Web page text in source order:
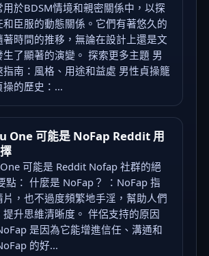
於BDSM情境和親密關係中，以探
和臣服的動態關係。它們有著悠久的
著時間的推移，無論在設計上還是文
了顯著的演變。 探索更多主題 男
南：風格、用途和益處 男性貞操籠
的歷史：...
One 可能是 NoFap Reddit 用
可能是 Reddit Nofap 社群的絕
點： 什麼是 NoFap？ ：NoFap 指
片，也不過度頻繁地手淫，幫助人們
升思維清晰度。 伴侶支持的原因
是因為它能增進信任、溝通和
的好...